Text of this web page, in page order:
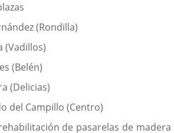
(Rondilla)
(Vadillos)
(Belén)
(Delicias)
del Campillo (Centro)
de pasarelas de madera